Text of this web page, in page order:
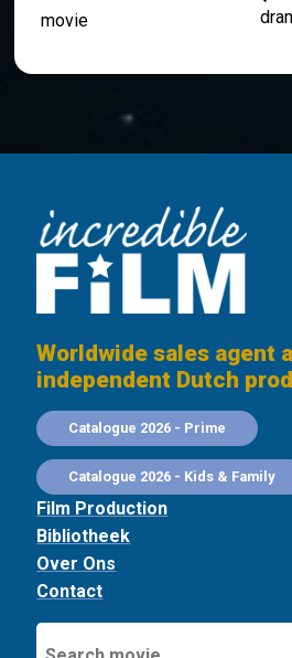
movie
Worldwide sales agent
independent Dutch
Catalogue 2026 - Prime
Catalogue 2026 - Kids & Family
Film Production
Bibliotheek
Over Ons
Contact